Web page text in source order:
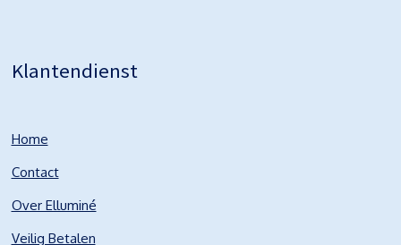
Klantendienst
Home
Contact
Over Elluminé
Veilig Betalen